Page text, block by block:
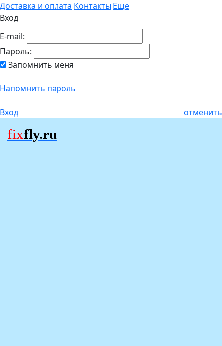
Доставка и оплата Контакты Еще
Вход
E-mail:
Пароль:
Запомнить меня
Напомнить пароль
Вход отменить
fixfly.ru